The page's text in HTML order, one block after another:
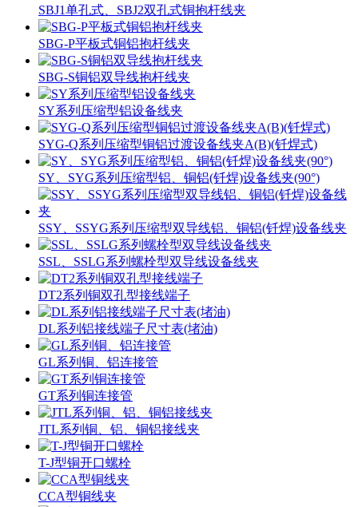
SBJ1单孔式、SBJ2双孔式铜抱杆线夹
SBG-P平板式铜铝抱杆线夹
SBG-S铜铝双导线抱杆线夹
SY系列压缩型铝设备线夹
SYG-Q系列压缩型铜铝过渡设备线夹A(B)(钎焊式)
SY、SYG系列压缩型铝、铜铝(钎焊)设备线夹(90°)
SSY、SSYG系列压缩型双导线铝、铜铝(钎焊)设备线夹
SSL、SSLG系列螺栓型双导线设备线夹
DT2系列铜双孔型接线端子
DL系列铝接线端子尺寸表(堵油)
GL系列铜、铝连接管
GT系列铜连接管
JTL系列铜、铝、铜铝接线夹
T-J型铜开口螺栓
CCA型铜线夹